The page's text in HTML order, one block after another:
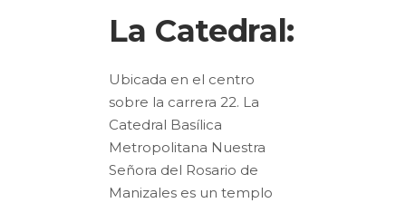
La Catedral:
Ubicada en el centro
sobre la carrera 22. La
Catedral Basílica
Metropolitana Nuestra
Señora del Rosario de
Manizales es un templo